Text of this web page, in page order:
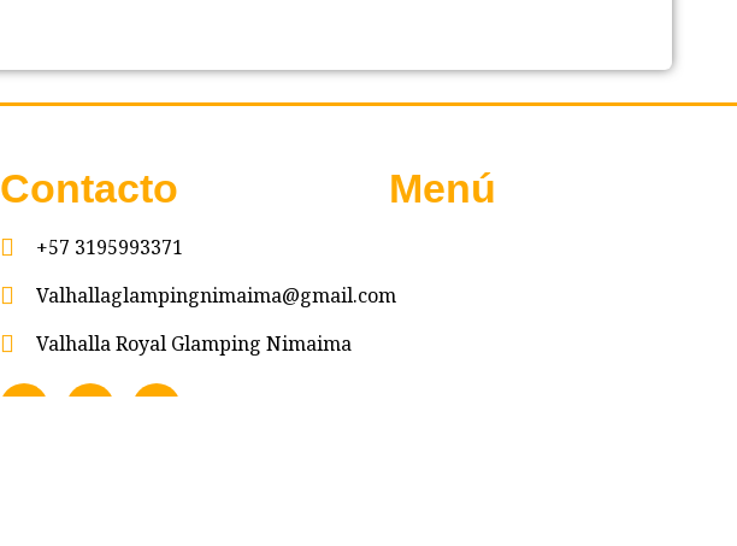
Contacto
+57 3195993371
Valhallaglampingnimaima@gmail.com
Valhalla Royal Glamping Nimaima
Menú